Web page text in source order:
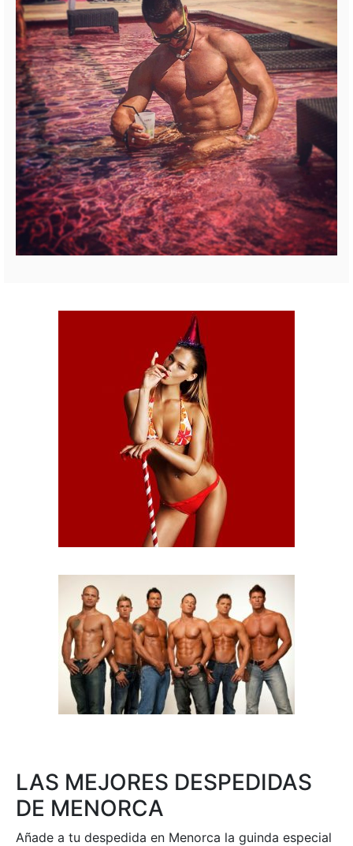
LAS MEJORES DESPEDIDAS
DE MENORCA
Añade a tu despedida en Menorca la guinda especial